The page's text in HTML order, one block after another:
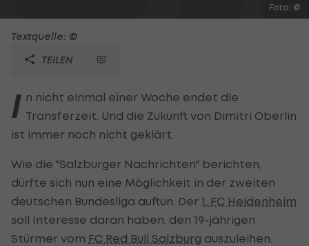
Foto: ©
Textquelle: ©
TEILEN
I n nicht einmal einer Woche endet die
Transferzeit. Und die Zukunft von Dimitri Oberlin
ist immer noch nicht geklärt.
Wie die "Salzburger Nachrichten" berichten,
dürfte sich nun eine Möglichkeit in der zweiten
deutschen Bundesliga auftun. Der 1. FC Heidenheim
soll Interesse daran haben, den 19-jährigen
Stürmer vom FC Red Bull Salzburg auszuleihen.